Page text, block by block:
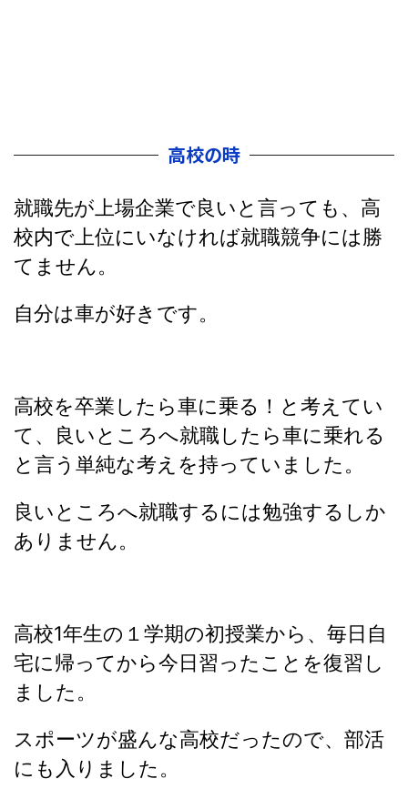
高校の時
就職先が上場企業で良いと言っても、高
校内で上位にいなければ就職競争には勝
てません。
自分は車が好きです。
高校を卒業したら車に乗る！と考えてい
て、良いところへ就職したら車に乗れる
と言う単純な考えを持っていました。
良いところへ就職するには勉強するしか
ありません。
高校1年生の１学期の初授業から、毎日自
宅に帰ってから今日習ったことを復習し
ました。
スポーツが盛んな高校だったので、部活
にも入りました。